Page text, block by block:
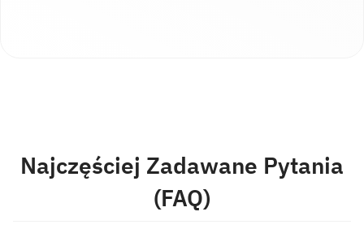
Najczęściej Zadawane Pytania
(FAQ)